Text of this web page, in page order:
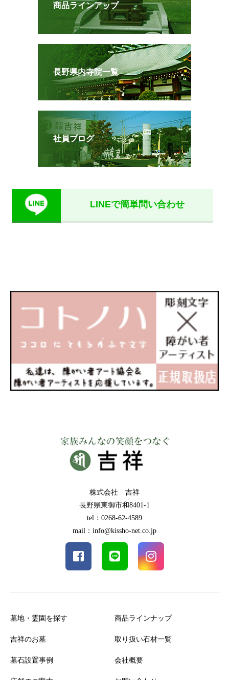
商品ラインアップ
長野県内寺院一覧
社員ブログ
LINEで簡単問い合わせ
株式会社 吉祥
長野県東御市和8401-1
tel：0268-62-4589
mail：info@kissho-net.co.jp
墓地・霊園を探す
吉祥のお墓
墓石設置事例
商品ラインナップ
取り扱い石材一覧
会社概要